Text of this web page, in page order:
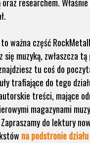
to ważna część
muzyką, zwłaszcza tą
tu coś do
trafiające do tego
treści, mające
magazynami
do lektury
na podstronie